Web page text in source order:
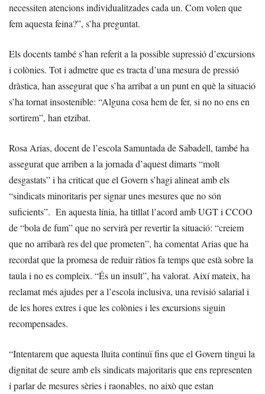
necessiten atencions individualitzades cada un. Com volen que
fem aquesta feina?”, s’ha preguntat.
Els docents també s’han referit a la possible supressió d’excursions
i colònies. Tot i admetre que es tracta d’una mesura de pressió
dràstica, han assegurat que s’ha arribat a un punt en què la situació
s’ha tornat insostenible: “Alguna cosa hem de fer, si no no ens en
sortirem”, han etzibat.
Rosa Arias, docent de l’escola Samuntada de Sabadell, també ha
assegurat que arriben a la jornada d’aquest dimarts “molt
desgastats” i ha criticat que el Govern s’hagi alineat amb els
“sindicats minoritaris per signar unes mesures que no són
suficients”. En aquesta línia, ha titllat l’acord amb UGT i CCOO
de “bola de fum” que no servirà per revertir la situació: “creiem
que no arribarà res del que prometen”, ha comentat Arias que ha
recordat que la promesa de reduir ràtios fa temps que està sobre la
taula i no es compleix. “És un insult”, ha valorat. Així mateix, ha
reclamat més ajudes per a l’escola inclusiva, una revisió salarial i
de les hores extres i que les colònies i les excursions siguin
recompensades.
“Intentarem que aquesta lluita continuï fins que el Govern tingui la
dignitat de seure amb els sindicats majoritaris que ens representen
i parlar de mesures sèries i raonables, no això que estan